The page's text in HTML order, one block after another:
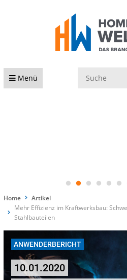
Menü
Home
Artikel
Mehr Effizienz im Kraftwerksbau:
Stahlbauteilen
ANWENDERBERICHT
10.01.2020